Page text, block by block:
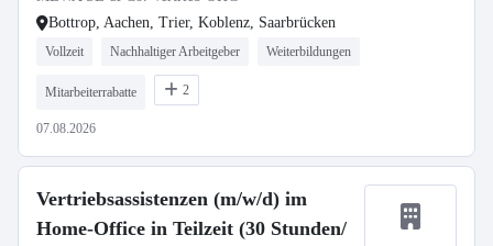
Bottrop, Aachen, Trier, Koblenz, Saarbrücken
Vollzeit Nachhaltiger Arbeitgeber Weiterbildungen
Mitarbeiterrabatte 2
07.08.2026
Vertriebsassistenzen (m/w/d) im
Home-Office in Teilzeit (30 Stunden/